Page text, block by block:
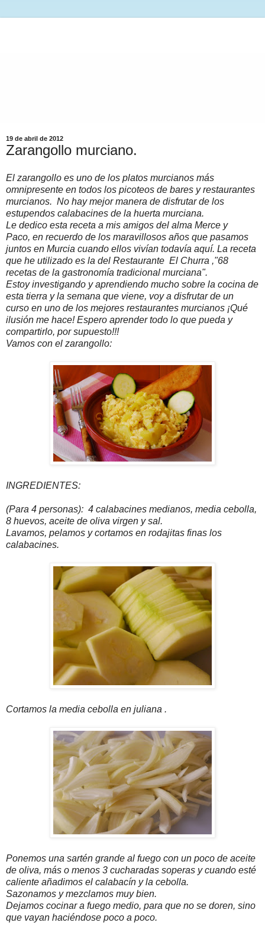
19 de abril de 2012
Zarangollo murciano.
El zarangollo es uno de los platos murcianos más
omnipresente en todos los picoteos de bares y restaurantes
murcianos. No hay mejor manera de disfrutar de los
estupendos calabacines de la huerta murciana.
Le dedico esta receta a mis amigos del alma Merce y
Paco, en recuerdo de los maravillosos años que pasamos
juntos en Murcia cuando ellos vivían todavía aquí. La receta
que he utilizado es la del Restaurante El Churra ,"68
recetas de la gastronomía tradicional murciana".
Estoy investigando y aprendiendo mucho sobre la cocina de
esta tierra y la semana que viene, voy a disfrutar de un
curso en uno de los mejores restaurantes murcianos ¡Qué
ilusión me hace! Espero aprender todo lo que pueda y
compartirlo, por supuesto!!!
Vamos con el zarangollo:
INGREDIENTES:
(Para 4 personas): 4 calabacines medianos, media cebolla,
8 huevos, aceite de oliva virgen y sal.
Lavamos, pelamos y cortamos en rodajitas finas los
calabacines.
Cortamos la media cebolla en juliana .
Ponemos una sartén grande al fuego con un poco de aceite
de oliva, más o menos 3 cucharadas soperas y cuando esté
caliente añadimos el calabacín y la cebolla.
Sazonamos y mezclamos muy bien.
Dejamos cocinar a fuego medio, para que no se doren, sino
que vayan haciéndose poco a poco.